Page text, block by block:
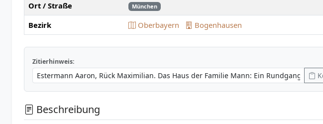
Ort / Straße
München
Bezirk Oberbayern Bogenhausen
Zitierhinweis:
Beschreibung